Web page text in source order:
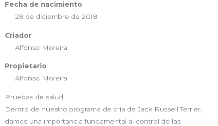
Fecha de nacimiento
28 de diciembre de 2018
Criador
Alfonso Moreira
Propietario
Alfonso Moreira
Pruebas de salud
Dentro de nuestro programa de cría de Jack Russell Terrier,
damos una importancia fundamental al control de las